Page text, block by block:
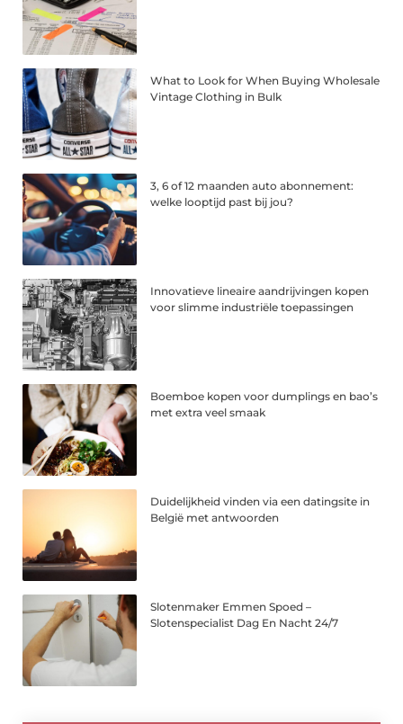
What to Look for When Buying Wholesale
Vintage Clothing in Bulk
3, 6 of 12 maanden auto abonnement:
welke looptijd past bij jou?
Innovatieve lineaire aandrijvingen kopen
voor slimme industriële toepassingen
Boemboe kopen voor dumplings en bao’s
met extra veel smaak
Duidelijkheid vinden via een datingsite in
België met antwoorden
Slotenmaker Emmen Spoed –
Slotenspecialist Dag En Nacht 24/7